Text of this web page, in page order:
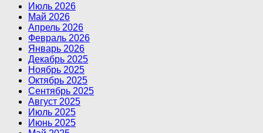
Июль 2026
Май 2026
Апрель 2026
Февраль 2026
Январь 2026
Декабрь 2025
Ноябрь 2025
Октябрь 2025
Сентябрь 2025
Август 2025
Июль 2025
Июнь 2025